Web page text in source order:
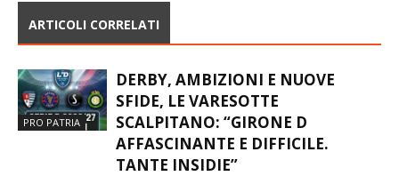
ARTICOLI CORRELATI
PRO PATRIA
DERBY, AMBIZIONI E NUOVE
SFIDE, LE VARESOTTE
SCALPITANO: “GIRONE D
AFFASCINANTE E DIFFICILE.
TANTE INSIDIE”